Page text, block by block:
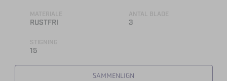
MATERIALE
RUSTFRI
ANTAL BLADE
3
STIGNING
15
SAMMENLIGN